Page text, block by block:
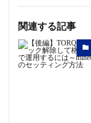
関連する記事